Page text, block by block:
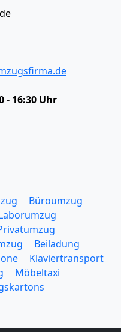
- 16:30 Uhr
Büroumzug
Beiladung
Klaviertransport
Möbeltaxi